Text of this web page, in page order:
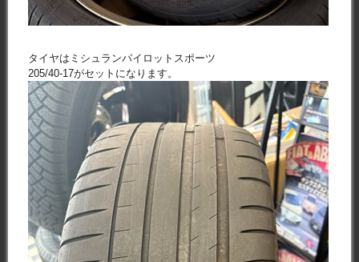
タイヤはミシュランパイロットスポーツ
205/40-17がセットになります。